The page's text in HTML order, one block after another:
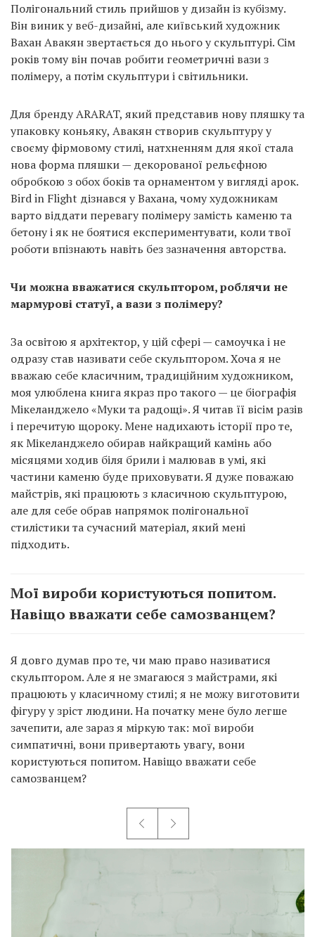
Полігональний стиль прийшов у дизайн із кубізму.
Він виник у веб-дизайні, але київський художник
Вахан Авакян звертається до нього у скульптурі. Сім
років тому він почав робити геометричні вази з
полімеру, а потім скульптури і світильники.
Для бренду ARARAT, який представив нову пляшку та
упаковку коньяку, Авакян створив скульптуру у
своєму фірмовому стилі, натхненням для якої стала
нова форма пляшки — декорованої рельєфною
обробкою з обох боків та орнаментом у вигляді арок.
Bird in Flight дізнався у Вахана, чому художникам
варто віддати перевагу полімеру замість каменю та
бетону і як не боятися експериментувати, коли твої
роботи впізнають навіть без зазначення авторства.
Чи можна вважатися скульптором, роблячи не
мармурові статуї, а вази з полімеру?
За освітою я архітектор, у цій сфері — самоучка і не
одразу став називати себе скульптором. Хоча я не
вважаю себе класичним, традиційним художником,
моя улюблена книга якраз про такого — це біографія
Мікеланджело «Муки та радощі». Я читав її вісім разів
і перечитую щороку. Мене надихають історії про те,
як Мікеланджело обирав найкращий камінь або
місяцями ходив біля брили і малював в умі, які
частини каменю буде приховувати. Я дуже поважаю
майстрів, які працюють з класичною скульптурою,
але для себе обрав напрямок полігональної
стилістики та сучасний матеріал, який мені
підходить.
Мої вироби користуються попитом.
Навіщо вважати себе самозванцем?
Я довго думав про те, чи маю право називатися
скульптором. Але я не змагаюся з майстрами, які
працюють у класичному стилі; я не можу виготовити
фігуру у зріст людини. На початку мене було легше
зачепити, але зараз я міркую так: мої вироби
симпатичні, вони привертають увагу, вони
користуються попитом. Навіщо вважати себе
самозванцем?